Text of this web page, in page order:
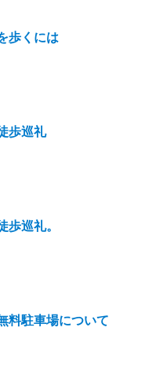
歩くには
歩巡礼
歩巡礼。
料駐車場について